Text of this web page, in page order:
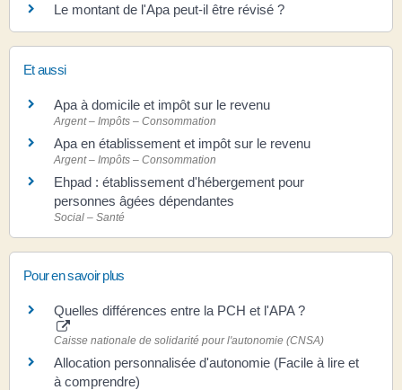
Le montant de l'Apa peut-il être révisé ?
Et aussi
Apa à domicile et impôt sur le revenu
Argent – Impôts – Consommation
Apa en établissement et impôt sur le revenu
Argent – Impôts – Consommation
Ehpad : établissement d'hébergement pour
personnes âgées dépendantes
Social – Santé
Pour en savoir plus
Quelles différences entre la PCH et l'APA ?
Caisse nationale de solidarité pour l'autonomie (CNSA)
Allocation personnalisée d'autonomie (Facile à lire et
à comprendre)